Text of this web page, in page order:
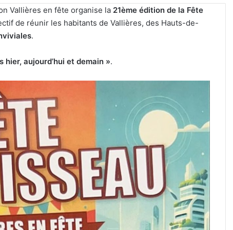
Vallières en fête organise la 21ème édition de la Fête
de réunir les habitants de Vallières, des Hauts-de-
.
hier, aujourd’hui et demain ».
Metz
:
J-
1
avant
Un
festival
de
musique
celte